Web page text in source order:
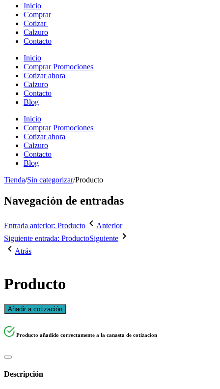
Inicio
Comprar
Cotizar
Calzuro
Contacto
Inicio
Comprar Promociones
Cotizar ahora
Calzuro
Contacto
Blog
Inicio
Comprar Promociones
Cotizar ahora
Calzuro
Contacto
Blog
Tienda/Sin categorizar/Producto
Navegación de entradas
Entrada anterior: Producto
Anterior
Siguiente entrada: ProductoSiguiente
Atrás
Producto
Añadir a cotización
Producto añadido correctamente a la canasta de cotizacion
Descripción